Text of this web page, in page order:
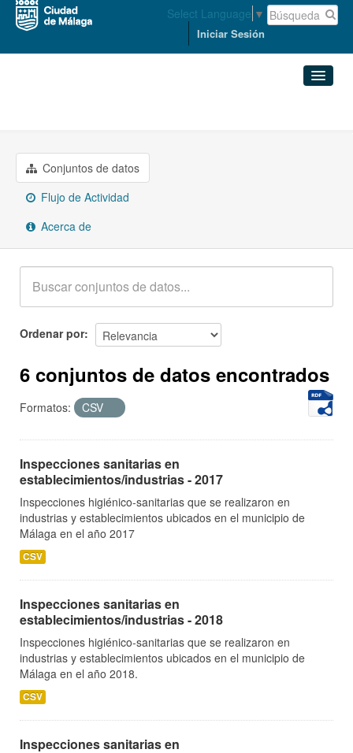
Select Language ▼
Iniciar Sesión
Organizaciones
Grupos
Acerca de
Conjuntos de datos
Flujo de Actividad
Acerca de
Ordenar por
6 conjuntos de datos encontrados
Formatos: CSV
Inspecciones sanitarias en
establecimientos/industrias - 2017
Inspecciones higiénico-sanitarias que se realizaron en
industrias y establecimientos ubicados en el municipio de
Málaga en el año 2017
CSV
Inspecciones sanitarias en
establecimientos/industrias - 2018
Inspecciones higiénico-sanitarias que se realizaron en
industrias y establecimientos ubicados en el municipio de
Málaga en el año 2018.
CSV
Inspecciones sanitarias en